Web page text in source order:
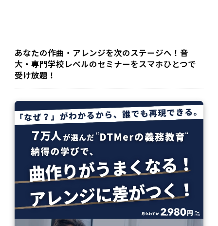
あなたの作曲・アレンジを次のステージへ！音
大・専門学校レベルのセミナーをスマホひとつで
受け放題！